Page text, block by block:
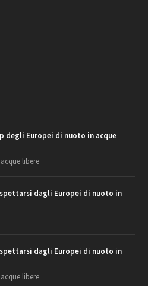
degli Europei di nuoto in acque
libere
dagli Europei di nuoto in
dagli Europei di nuoto in
libere